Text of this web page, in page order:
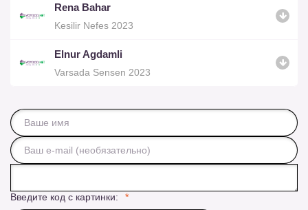
Rena Bahar
Kesilir Nefes 2023
Elnur Agdamli
Varsada Sensen 2023
Введите код с картинки: